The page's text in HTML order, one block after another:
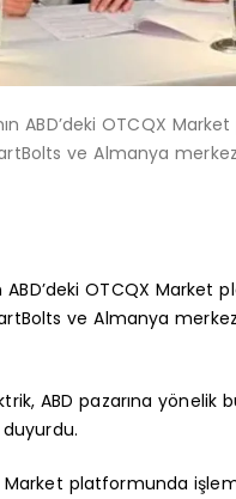
ABD’deki OTCQX
ve Almanya
ABD’deki OTCQX
ve Almanya
ABD pazarına
Market platformunda